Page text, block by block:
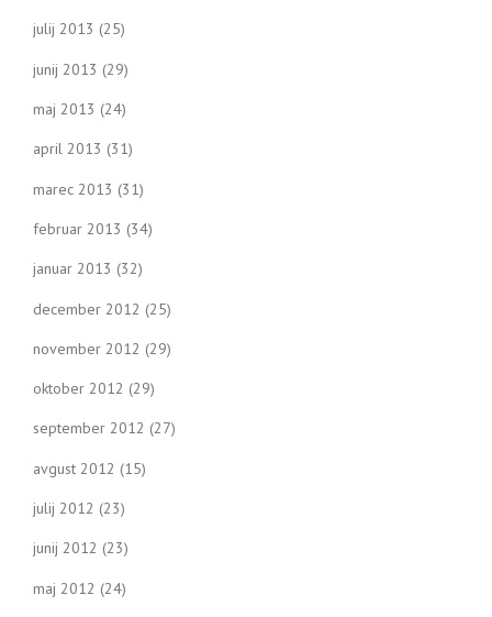
julij 2013 (25)
junij 2013 (29)
maj 2013 (24)
april 2013 (31)
marec 2013 (31)
februar 2013 (34)
januar 2013 (32)
december 2012 (25)
november 2012 (29)
oktober 2012 (29)
september 2012 (27)
avgust 2012 (15)
julij 2012 (23)
junij 2012 (23)
maj 2012 (24)